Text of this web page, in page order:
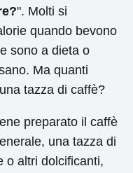
". Molti si
quando bevono
sono a dieta o
Ma quanti
tazza di caffè?
preparato il caffè
una tazza di
o altri dolcificanti,